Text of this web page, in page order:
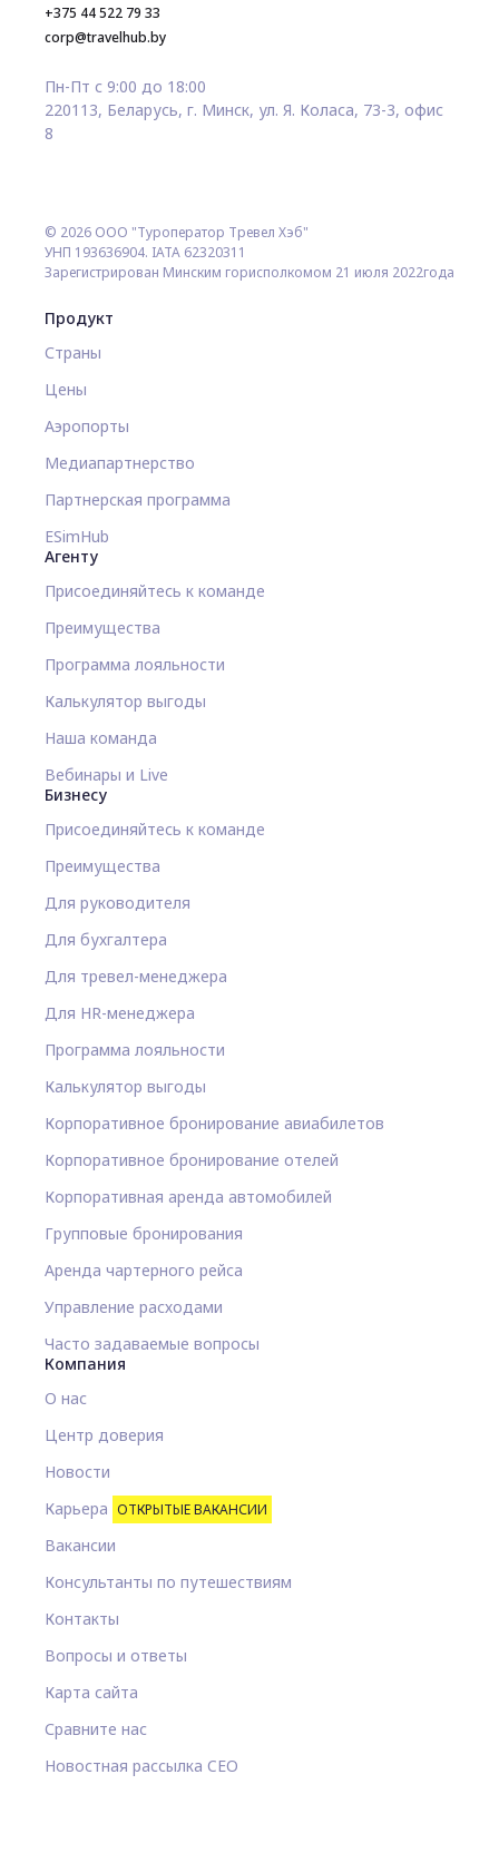
+375 44 522 79 33
corp@travelhub.by
Пн-Пт с 9:00 до 18:00
220113, Беларусь, г. Минск, ул. Я. Коласа, 73-3, офис
8
© 2026 ООО "Туроператор Тревел Хэб"
УНП 193636904. IATA 62320311
Зарегистрирован Минским горисполкомом 21 июля 2022года
Продукт
Страны
Цены
Аэропорты
Медиапартнерство
Партнерская программа
ESimHub
Агенту
Присоединяйтесь к команде
Преимущества
Программа лояльности
Калькулятор выгоды
Наша команда
Вебинары и Live
Бизнесу
Присоединяйтесь к команде
Преимущества
Для руководителя
Для бухгалтера
Для тревел-менеджера
Для HR-менеджера
Программа лояльности
Калькулятор выгоды
Корпоративное бронирование авиабилетов
Корпоративное бронирование отелей
Корпоративная аренда автомобилей
Групповые бронирования
Аренда чартерного рейса
Управление расходами
Часто задаваемые вопросы
Компания
О нас
Центр доверия
Новости
Карьера ОТКРЫТЫЕ ВАКАНСИИ
Вакансии
Консультанты по путешествиям
Контакты
Вопросы и ответы
Карта сайта
Сравните нас
Новостная рассылка CEO